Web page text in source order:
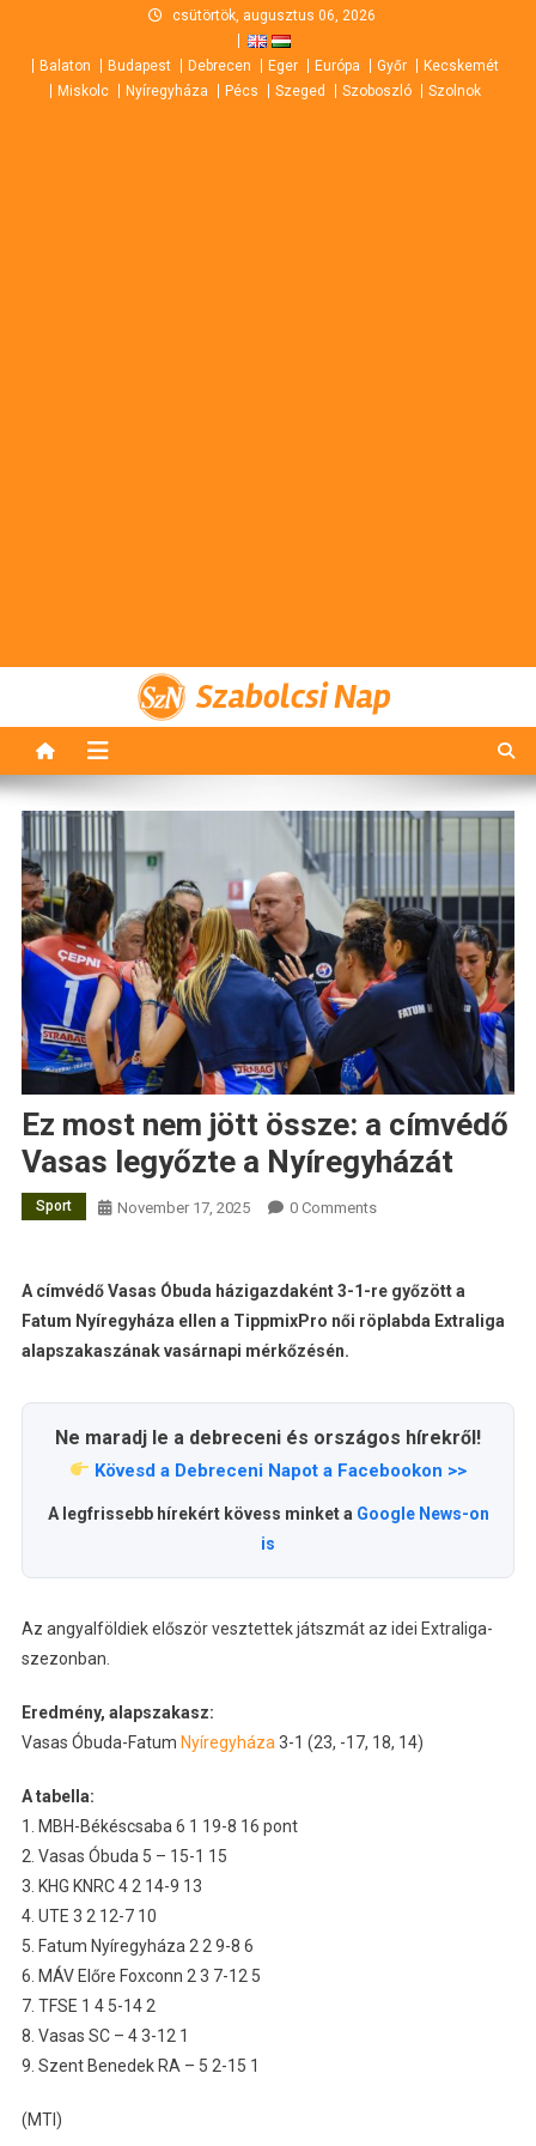
content
csütörtök, augusztus 06, 2026
Balaton Budapest Debrecen Eger Európa Győr
Kecskemét
Miskolc
Nyíregyháza Pécs Szeged Szoboszló Szolnok
Szabolcsi Nap
Ez most nem jött össze: a címvédő
Vasas legyőzte a Nyíregyházát
Sport November 17, 2025 0 Comments
A címvédő Vasas Óbuda házigazdaként 3-1-re győzött a
Fatum Nyíregyháza ellen a TippmixPro női röplabda Extraliga
alapszakaszának vasárnapi mérkőzésén.
Ne maradj le a debreceni és országos hírekről!
Kövesd a Debreceni Napot a Facebookon >>
A legfrissebb hírekért kövess minket a Google News-on
is
Az angyalföldiek először vesztettek játszmát az idei Extraliga-
szezonban.
Eredmény, alapszakasz:
Vasas Óbuda-Fatum Nyíregyháza 3-1 (23, -17, 18, 14)
A tabella:
1. MBH-Békéscsaba 6 1 19-8 16 pont
2. Vasas Óbuda 5 – 15-1 15
3. KHG KNRC 4 2 14-9 13
4. UTE 3 2 12-7 10
5. Fatum Nyíregyháza 2 2 9-8 6
6. MÁV Előre Foxconn 2 3 7-12 5
7. TFSE 1 4 5-14 2
8. Vasas SC – 4 3-12 1
9. Szent Benedek RA – 5 2-15 1
(MTI)